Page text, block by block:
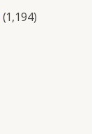
(1,194)